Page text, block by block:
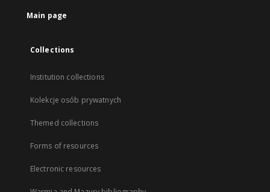
Main page
Collections
Institution collections
Kolekcje osób prywatnych
Themed collections
Forms of resources
Electronic resources